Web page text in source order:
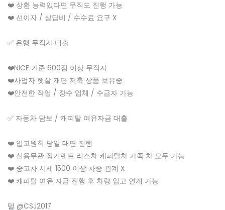
❤️ 상환 능력있다면 무직도 진행 가능
❤️ 선이자 / 상담비 / 수수료 요구 X
✅ 은행 무직자 대출
❤️NICE 기준 600점 이상 무직자
❤️사업자 햇살 재단 저축 상품 보유중
❤️안전한 작업 / 장수 업체 / 수급자 가능
✅ 자동차 담보 / 캐피탈 여유자금 대출
❤️ 입고원칙 당일 대면 진행
❤️ 신용무관 장기렌트 리스차 캐피탈차 가족 차 모두 가능
❤️ 중고차 시세 1500 이상 차종 관계 X
❤️ 캐피탈 여유 자금 진행 후 차량 입고 연계 가능
텔 @CSJ2017